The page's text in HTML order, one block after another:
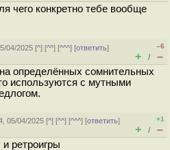
чего конкретно тебе вообще
04/2025 [^] [^^] [^^^] [ответить]
–6
+ / –
определённых сомнительных
используются с мутными
05/04/2025 [^] [^^] [^^^] [ответить]
+1
+ / –
ретроигры